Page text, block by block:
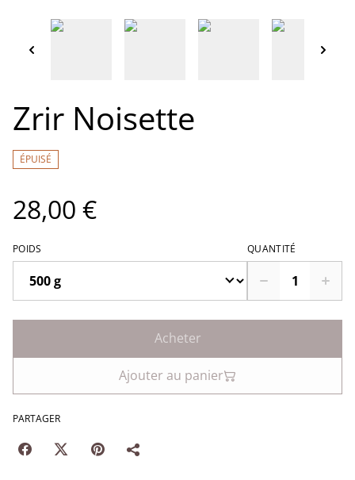
Zrir Noisette
ÉPUISÉ
28,00 €
POIDS QUANTITÉ
Acheter
Ajouter au panier
PARTAGER